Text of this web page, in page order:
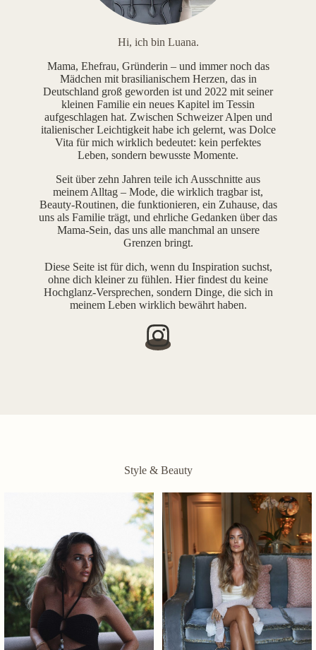
Hi, ich bin Luana.
Mama, Ehefrau, Gründerin – und immer noch das
Mädchen mit brasilianischem Herzen, das in
Deutschland groß geworden ist und 2022 mit seiner
kleinen Familie ein neues Kapitel im Tessin
aufgeschlagen hat. Zwischen Schweizer Alpen und
italienischer Leichtigkeit habe ich gelernt, was Dolce
Vita für mich wirklich bedeutet: kein perfektes
Leben, sondern bewusste Momente.
Seit über zehn Jahren teile ich Ausschnitte aus
meinem Alltag – Mode, die wirklich tragbar ist,
Beauty-Routinen, die funktionieren, ein Zuhause, das
uns als Familie trägt, und ehrliche Gedanken über das
Mama-Sein, das uns alle manchmal an unsere
Grenzen bringt.
Diese Seite ist für dich, wenn du Inspiration suchst,
ohne dich kleiner zu fühlen. Hier findest du keine
Hochglanz-Versprechen, sondern Dinge, die sich in
meinem Leben wirklich bewährt haben.
Style & Beauty